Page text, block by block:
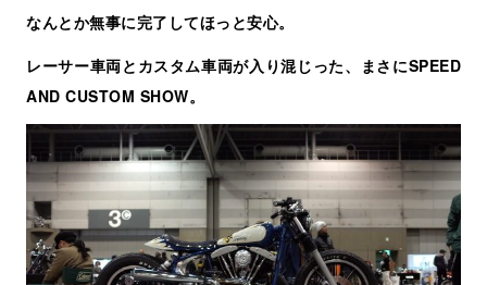
なんとか無事に完了してほっと安心。
レーサー車両とカスタム車両が入り混じった、まさにSPEED
AND CUSTOM SHOW。